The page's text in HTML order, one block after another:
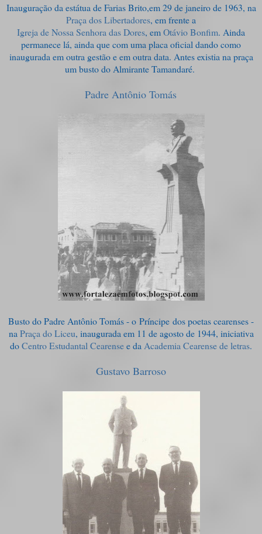
Inauguração da estátua de Farias Brito,em 29 de janeiro de 1963, na
Praça dos Libertadores, em frente a
Igreja de Nossa Senhora das Dores, emOtávio Bonfim. Ainda
permanece lá, ainda que com uma placa oficial dando como
inaugurada em outra gestão e em outra data. Antes existia na praça
um busto do Almirante Tamandaré.
Padre Antônio Tomás
Busto do Padre Antônio Tomás - o Príncipe dos poetas cearenses -
na Praça do Liceu, inaugurada em 11 de agosto de 1944, iniciativa
doCentro Estudantal Cearensee da Academia Cearense de letras.
Gustavo Barroso